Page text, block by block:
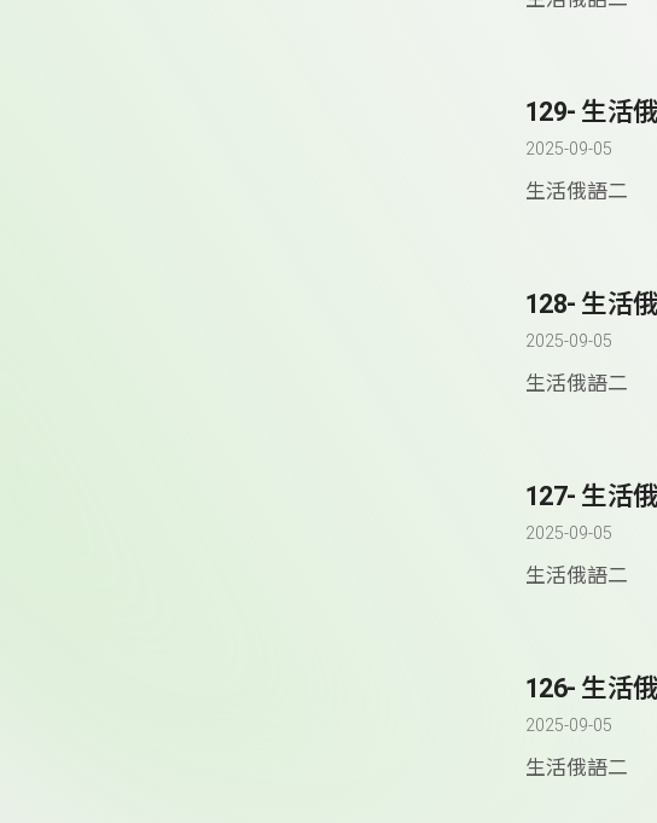
129- 生活
2025-09-05
生活俄語二
128- 生活
2025-09-05
生活俄語二
127- 生活
2025-09-05
生活俄語二
126- 生活
2025-09-05
生活俄語二